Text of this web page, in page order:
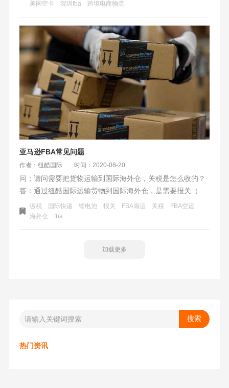
势。而有些FBA物流专注于海运头程，或者优势在海外仓服
务。也有头程和尾程都非常有优势的FBA物流公司。
美国空卡 深圳fba 跨境电商物流
亚马逊FBA常见问题
作者：纽酷国际 时间：2020-08-20
问：请问需要把货物运输到国际海外仓，关税是怎么收的？
答：通过纽酷国际运输货物到国际海外仓，是需要报关（包
税产品除外），报关需要缴纳一定的关税。您的货物在装船
或者装机之前，需要有一定的手续才能把货运输到国际海外
号或者拨打我们服务热线。纽酷国际能给您提供一站式国际
缴税 国际快递 锂电池 报关 ​FBA海运 关税
FBA空运
海外仓
fba
加载更多
热门资讯